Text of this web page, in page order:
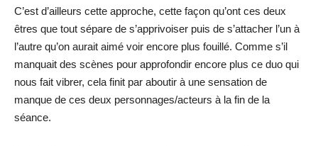
C’est d’ailleurs cette approche, cette façon qu’ont ces deux
êtres que tout sépare de s’apprivoiser puis de s’attacher l’un à
l’autre qu’on aurait aimé voir encore plus fouillé. Comme s’il
manquait des scènes pour approfondir encore plus ce duo qui
nous fait vibrer, cela finit par aboutir à une sensation de
manque de ces deux personnages/acteurs à la fin de la
séance.